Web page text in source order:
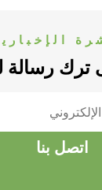
رسالة
اتصل بنا